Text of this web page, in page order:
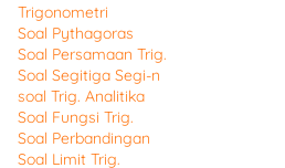
Trigonometri
Soal Pythagoras
Soal Persamaan Trig.
Soal Segitiga Segi-n
soal Trig. Analitika
Soal Fungsi Trig.
Soal Perbandingan
Soal Limit Trig.